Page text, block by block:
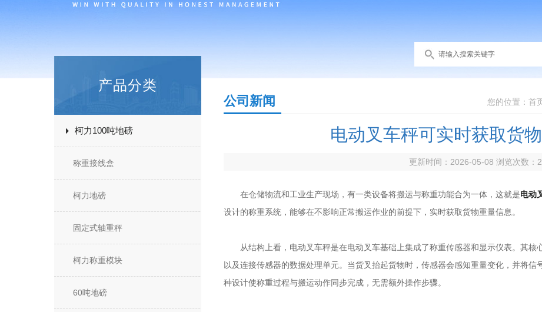
产品分类
柯力100吨地磅
称重接线盒
柯力地磅
固定式轴重秤
柯力称重模块
60吨地磅
您的位置： 首
公司新闻
电动叉车秤可实时获取货
更新时间：2026-05-08 浏览次数：
在仓储物流和工业生产现场，有一类设备将搬运与称重功能合为一体，这就是电动
设计的称重系统，能够在不影响正常搬运作业的前提下，实时获取货物重量信息。
从结构上看，电动叉车秤是在电动叉车基础上集成了称重传感器和显示仪表。其核
以及连接传感器的数据处理单元。当货叉抬起货物时，传感器会感知重量变化，并将
种设计使称重过程与搬运动作同步完成，无需额外操作步骤。